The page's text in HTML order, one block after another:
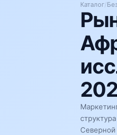
Каталог/
Северной